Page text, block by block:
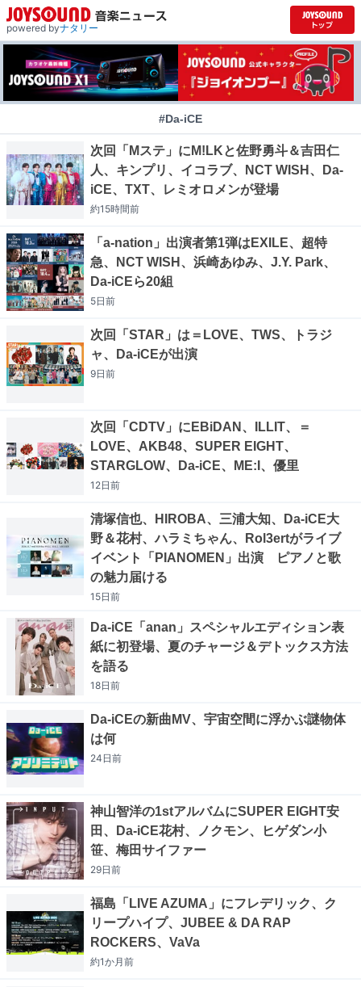
powered byナタリー
#Da-iCE
次回「Mステ」にM!LKと佐野勇斗＆吉田仁
人、キンプリ、イコラブ、NCT WISH、Da-
iCE、TXT、レミオロメンが登場
約15時間前
「a-nation」出演者第1弾はEXILE、超特
急、NCT WISH、浜崎あゆみ、J.Y. Park、
Da-iCEら20組
5日前
次回「STAR」は＝LOVE、TWS、トラジ
ャ、Da-iCEが出演
9日前
次回「CDTV」にEBiDAN、ILLIT、＝
LOVE、AKB48、SUPER EIGHT、
STARGLOW、Da-iCE、ME:I、優里
12日前
清塚信也、HIROBA、三浦大知、Da-iCE大
野＆花村、ハラミちゃん、Rol3ertがライブ
イベント「PIANOMEN」出演 ピアノと歌
の魅力届ける
15日前
Da-iCE「anan」スペシャルエディション表
紙に初登場、夏のチャージ＆デトックス方法
を語る
18日前
Da-iCEの新曲MV、宇宙空間に浮かぶ謎物体
は何
24日前
神山智洋の1stアルバムにSUPER EIGHT安
田、Da-iCE花村、ノクモン、ヒゲダン小
笹、梅田サイファー
29日前
福島「LIVE AZUMA」にフレデリック、ク
リープハイプ、JUBEE & DA RAP
ROCKERS、VaVa
約1か月前